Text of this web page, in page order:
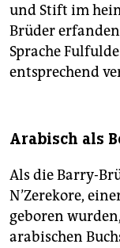
und Stift im
Brüder
Sprache
entsprechend
Arabisch als
Als die Barry-
N’Zerekore,
geboren
arabischen